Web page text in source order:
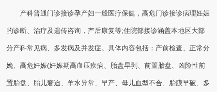
汉市首批被命名为《爱婴医院》的单位，首家拥有武汉市总工会授牌
的三星级VIP病房，被评为2014年、2015年、2016年“先进科室”。
科室地点： 住院部C病区9楼
门诊地址：门诊综合楼三楼妇产科门诊
科室电话：027—87959123
产科普通门诊接诊孕产妇一般医疗保健，高危门诊接诊病理妊娠
的诊断、治疗及遗传咨询，产后康复等;住院部接诊涵盖本地区大部
分产科常见病、多发病及并发症。具体内容包括：产前检查、正常分
娩、高危妊娠(妊娠期高血压疾病、胎盘早剥、前置胎盘、凶险性前
置胎盘、胎儿窘迫、羊水异常、早产、母儿血型不合、胎膜早破、多